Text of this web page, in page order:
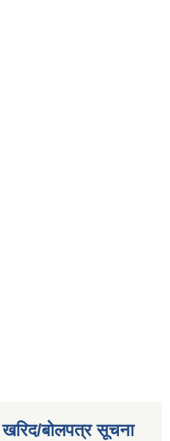
खरिद/बोलपत्र सूचना